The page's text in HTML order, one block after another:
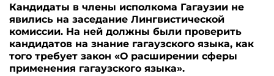
Кандидаты в члены исполкома Гагаузии не
явились на заседание Лингвистической
комиссии. На ней должны были проверить
кандидатов на знание гагаузского языка, как
того требует закон «О расширении сферы
применения гагаузского языка».